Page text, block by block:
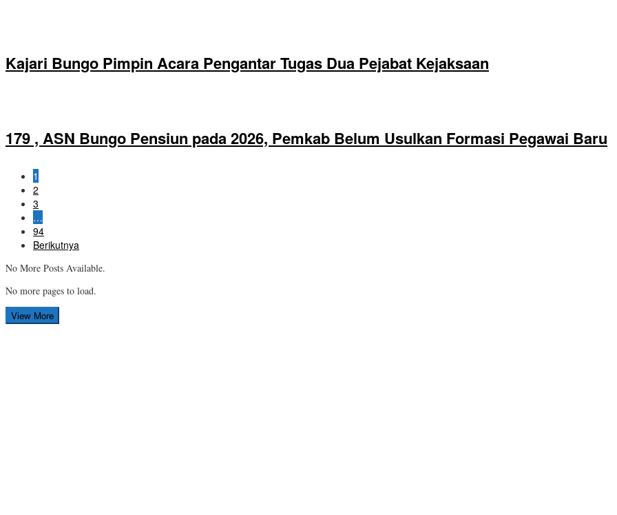
Kajari Bungo Pimpin Acara Pengantar Tugas Dua Pejabat Kejaksaan
179 , ASN Bungo Pensiun pada 2026, Pemkab Belum Usulkan Formasi Pegawai Baru
1
2
3
…
94
Berikutnya
No More Posts Available.
No more pages to load.
View More